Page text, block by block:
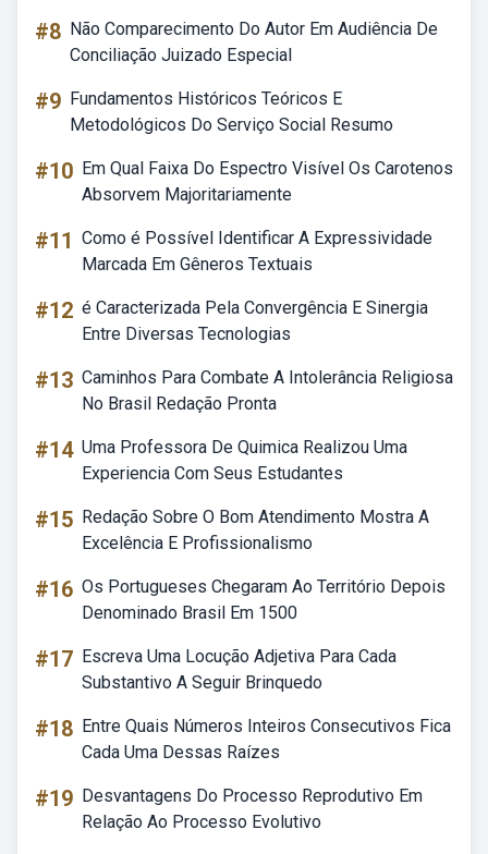
#8 Não Comparecimento Do Autor Em Audiência De
Conciliação Juizado Especial
#9 Fundamentos Históricos Teóricos E
Metodológicos Do Serviço Social Resumo
#10 Em Qual Faixa Do Espectro Visível Os Carotenos
Absorvem Majoritariamente
#11 Como é Possível Identificar A Expressividade
Marcada Em Gêneros Textuais
#12 é Caracterizada Pela Convergência E Sinergia
Entre Diversas Tecnologias
#13 Caminhos Para Combate A Intolerância Religiosa
No Brasil Redação Pronta
#14 Uma Professora De Quimica Realizou Uma
Experiencia Com Seus Estudantes
#15 Redação Sobre O Bom Atendimento Mostra A
Excelência E Profissionalismo
#16 Os Portugueses Chegaram Ao Território Depois
Denominado Brasil Em 1500
#17 Escreva Uma Locução Adjetiva Para Cada
Substantivo A Seguir Brinquedo
#18 Entre Quais Números Inteiros Consecutivos Fica
Cada Uma Dessas Raízes
#19 Desvantagens Do Processo Reprodutivo Em
Relação Ao Processo Evolutivo